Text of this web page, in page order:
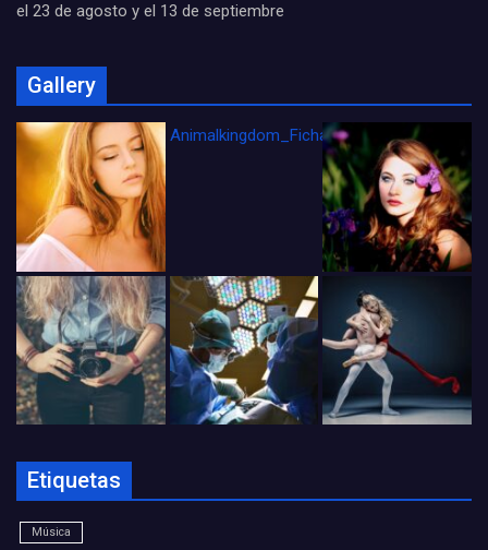
el 23 de agosto y el 13 de septiembre
Gallery
Animalkingdom_FichaCine
Etiquetas
Música